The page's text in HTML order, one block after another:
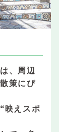
、周辺
策にぴ
映えスポ